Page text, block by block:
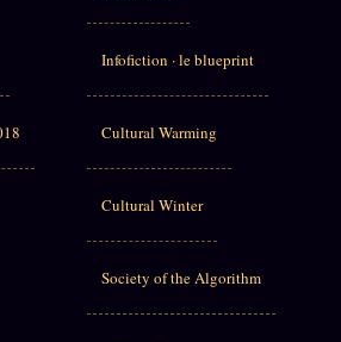
Infofiction · le blueprint
Cultural Warming
Cultural Winter
Society of the Algorithm